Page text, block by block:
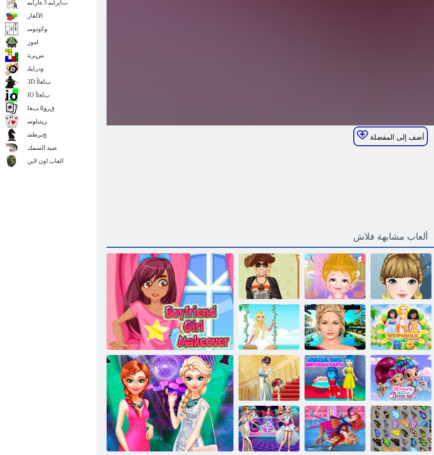
أضف إلى المفضلة
ألعاب مشابهة فلاش
فتاة ترتيبات صديقها
ستايل العسكرية
الأسبوع
ﻲﻠﺴﻋ ﻞﻔﻄﻟﺍ
ﻡﻮﻳ
ﺱﺎﺒﻠﻟﺍ ءﺎﻳﺯﺃ
ﺔﺿﺭﺎﻋ
ﺓﺮﻴﻣﻷ ﺍ ﺔﻘﻳﺪﺣ ﻲﻘﻴﻘﺤﻟﺍ ﺝﺎﻴﻛﺎﻣ
ريو محبي
التسوق
ﻰﻠﻴﻟ ﻑﺎﻓﺯ ﻞﻔﺣ
ﺝﺭﺎﺧ ﺩﻼ ﻴﻤﻟﺍ ﺪﻴﻋ
ﺔﻠﻔﺣ ﻞﺧﺍﺩ
ﺱﺎﺒﻠﻟﺍ ﻖﻟﺄﺗﻭ
ﺾﻴﻣﻭ
ﺕﺎﻳﺭﺎﺒﻣ 3 ﺓﺍﺭﺎﺒﻣ
الألغاز
ﻮﻛﻭﺩﻮﺳ
ﺎﻣﻭﺯ
ﺲﻳﺮﺘﺗ
ﻭﺩﺭﺎﻴﻠﺑ
3D ﺏﺎﻌﻟﺃ
IO ﺏﺎﻌﻟﺃ
ﻕﺭﻮﻟﺍ ﺐﻌﻟ
ﺮﻴﺘﻴﻟﻮﺳ
ﺞﻧﺮﻄﺷ
صيد السمك
العاب اون لاين